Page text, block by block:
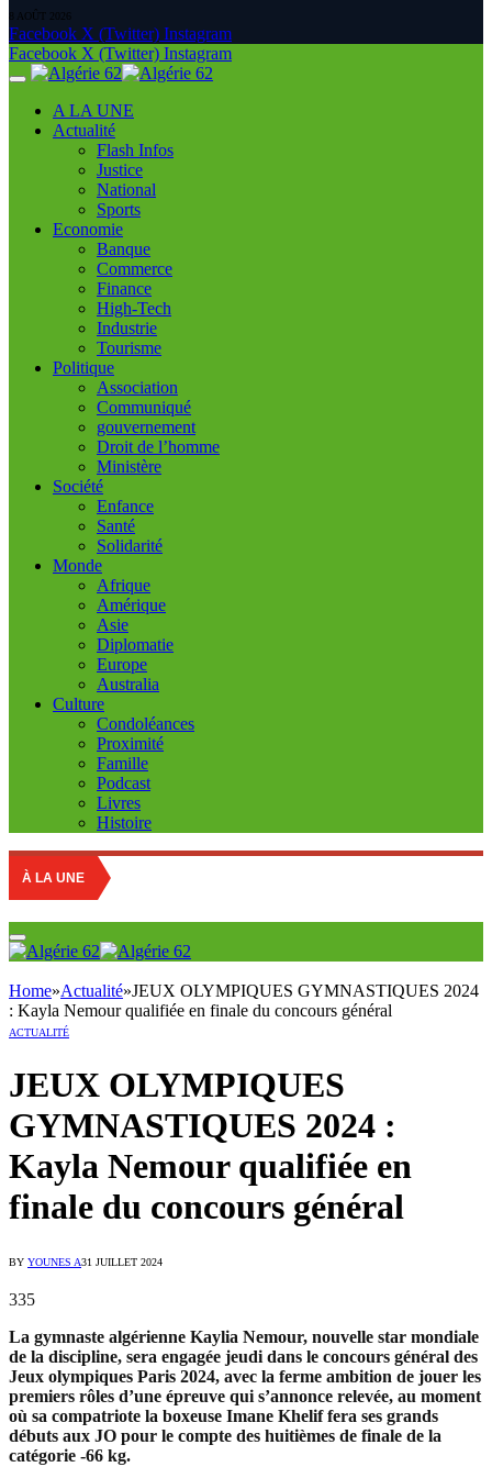
8 AOÛT 2026
Facebook X (Twitter) Instagram
Facebook X (Twitter) Instagram
A LA UNE
Actualité
Flash Infos
Justice
National
Sports
Economie
Banque
Commerce
Finance
High-Tech
Industrie
Tourisme
Politique
Association
Communiqué
gouvernement
Droit de l’homme
Ministère
Société
Enfance
Santé
Solidarité
Monde
Afrique
Amérique
Asie
Diplomatie
Europe
Australia
Culture
Condoléances
Proximité
Famille
Podcast
Livres
Histoire
À LA UNE
Home»Actualité»JEUX OLYMPIQUES GYMNASTIQUES 2024
: Kayla Nemour qualifiée en finale du concours général
ACTUALITÉ
JEUX OLYMPIQUES
GYMNASTIQUES 2024 :
Kayla Nemour qualifiée en
finale du concours général
BY YOUNES A31 JUILLET 2024
335
La gymnaste algérienne Kaylia Nemour, nouvelle star mondiale
de la discipline, sera engagée jeudi dans le concours général des
Jeux olympiques Paris 2024, avec la ferme ambition de jouer les
premiers rôles d’une épreuve qui s’annonce relevée, au moment
où sa compatriote la boxeuse Imane Khelif fera ses grands
débuts aux JO pour le compte des huitièmes de finale de la
catégorie -66 kg.